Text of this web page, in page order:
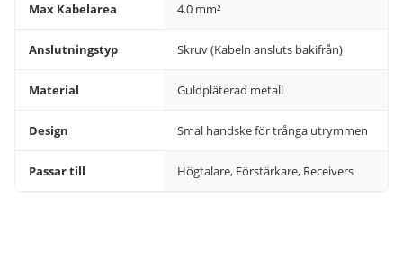
Max Kabelarea 4.0 mm²
Anslutningstyp Skruv (Kabeln ansluts bakifrån)
Material Guldpläterad metall
Design Smal handske för trånga utrymmen
Passar till Högtalare, Förstärkare, Receivers